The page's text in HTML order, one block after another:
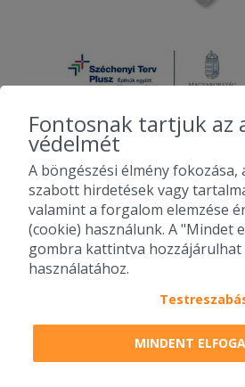
2010-2026 Copyright -
Pizza, gyros, hamburger, menük kedvező
Fontosnak tartjuk az
védelmét
A böngészési élmény fokozása,
szabott hirdetések vagy
valamint a forgalom elemzése
(cookie) használunk. A "Mindet
gombra kattintva hozzájárulhat
használatához.
MINDENT